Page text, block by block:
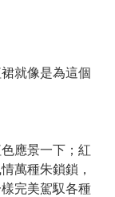
就像是為這個
應景一下；紅
萬種朱鎖鎖，
完美駕馭各種